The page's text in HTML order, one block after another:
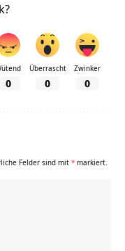
0
Überrascht
0
Zwinker
0
Felder sind mit * markiert.